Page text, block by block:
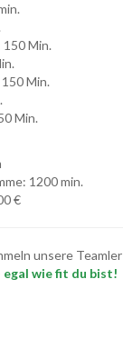
150 Min.
150 Min.
Min.
1200 min.
€
unsere
egal wie fit du bist!